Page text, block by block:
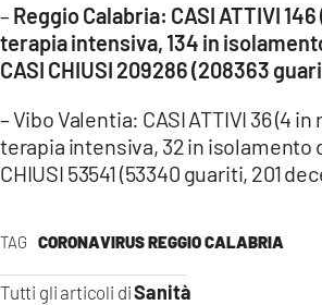
ANDROID
TAG CORONAVIRUS REGGIO CALABRIA
Tutti gli articoli diSanità
–Reggio Calabria: CASI ATTIVI
terapia intensiva, 134 in
CASI CHIUSI 209286 (208363
– Vibo Valentia: CASI ATTIVI 36 (4
terapia intensiva, 32 in isolamento
CHIUSI 53541 (53340 guariti, 201